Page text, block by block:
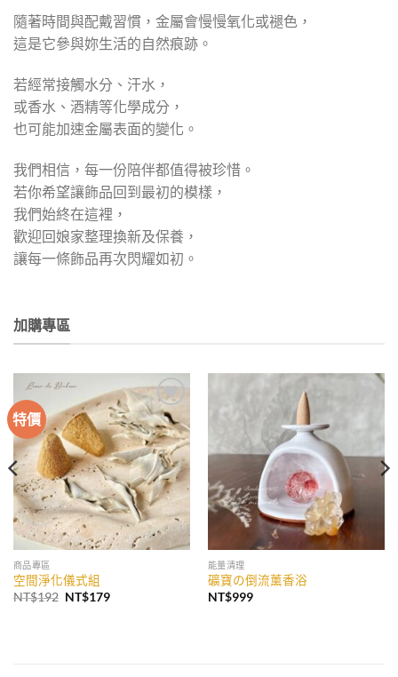
隨著時間與配戴習慣，金屬會慢慢氧化或褪色，
這是它參與妳生活的自然痕跡。
若經常接觸水分、汗水，
或香水、酒精等化學成分，
也可能加速金屬表面的變化。
我們相信，每一份陪伴都值得被珍惜。
若你希望讓飾品回到最初的模樣，
我們始終在這裡，
歡迎回娘家整理換新及保養，
讓每一條飾品再次閃耀如初。
加購專區
特價
加入
收藏
商品專區
空間淨化儀式組
NT$192 原
NT$179目
收藏
能量清理
礦寶の倒流薰香浴
NT$999